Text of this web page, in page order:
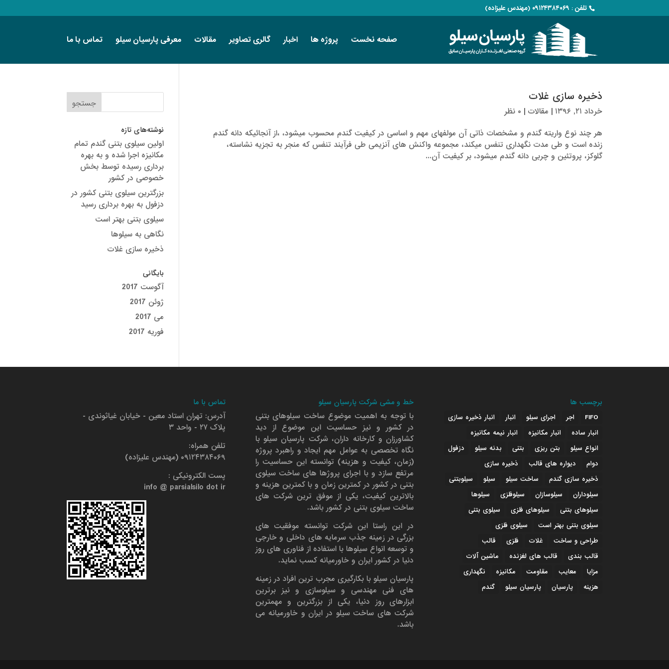
تلفن : ۰۹۱۲۴۳۸۴۰۶۹ (مهندس علیزاده)
صفحه نخست پروژه ها اخبار گالری تصاویر مقالات معرفی پارسیان سیلو تماس با ما
ذخیره سازی غلات
خرداد ۲۱, ۱۳۹۶ | مقالات | ۰ نظر
هر چند نوع واریته گندم و مشخصات ذاتی آن مولفه­­­ای مهم و اساسی در کیفیت گندم محسوب میشود، ،از آنجائیکه دانه گندم
زنده است و طی مدت نگهداری تنفس می­کند، مجموعه واکنش­ های آنزیمی طی فرآیند تنفس که منجر به تجزیه نشاسته،
گلوکز، پروتئین و چربی دانه گندم می­شود، بر کیفیت آن...
نوشته‌های تازه
اولین سیلوی بتنی گندم تمام
مکانیزه اجرا شده و به بهره
برداری رسیده توسط بخش
خصوصی در کشور
بزرگترین سیلوی بتنی کشور در
دزفول به بهره برداری رسید
سیلوی بتنی بهتر است
نگاهی به سیلوها
ذخیره سازی غلات
بایگانی
آگوست 2017
ژوئن 2017
می 2017
فوریه 2017
تماس با ما
آدرس: تهران استاد معین - خیابان غیاثوندی -
پلاک ۲۷ - واحد ۳
تلفن همراه:
۰۹۱۲۴۳۸۴۰۶۹ (مهندس علیزاده)
پست الکترونیکی :
info @ parsialsilo dot ir
خط و مشی شرکت پارسیان سیلو
با توجه به اهمیت موضوع ساخت سیلوهای بتنی
در کشور و نیز حساسیت این موضوع از دید
کشاورزان و کارخانه داران، شرکت پارسیان سیلو با
نگاه تخصصی به عوامل مهم ایجاد و راهبرد پروژه
(زمان، کیفیت و هزینه) توانسته این حساسیت را
مرتفع سازد و با اجرای پروژها های ساخت سیلوی
بتنی در کشور در کمترین زمان و با کمترین هزینه و
بالاترین کیفیت، یکی از موفق ترین شرکت های
ساخت سیلوی بتنی در کشور باشد.
در این راستا این شرکت توانسته موفقیت های
بزرگی در زمینه جذب سرمایه های داخلی و خارجی
و توسعه انواع سیلوها با استفاده از فناوری های روز
دنیا در کشور ایران و خاورمیانه کسب نماید.
پارسیان سیلو با بکارگیری مجرب ترین افراد در زمینه
های فنی مهندسی و سیلوسازی و نیز برترین
ابزارهای روز دنیا، یکی از بزرگترین و مهمترین
شرکت های ساخت سیلو در ایران و خاورمیانه می
باشد.
برچسب ها
FIFO اجر اجرای سیلو انبار
انبار ذخیره سازی
انبار ساده
انبار مکانیزه
انبار نیمه مکانیزه
انواع سیلو
بتن ریزی بتنی بدنه سیلو
دزفول
دوام
دیواره های قالب
ذخیره سازی
ذخیره سازی گندم
ساخت سیلو سیلو
سیلوبتنی
سیلوداران
سیلوسازان سیلوفلزی
سیلوها
سیلوهای بتنی
سیلوهای فلزی
سیلوی بتنی
سیلوی بتنی بهتر است
سیلوی فلزی
طراحی و ساخت
غلات فلزی
قالب
قالب بندی
قالب های لغزنده
ماشین آلات
مزایا
معایب مقاومت مکانیزه
نگهداری
هزینه
پارسیان پارسیان سیلو گندم